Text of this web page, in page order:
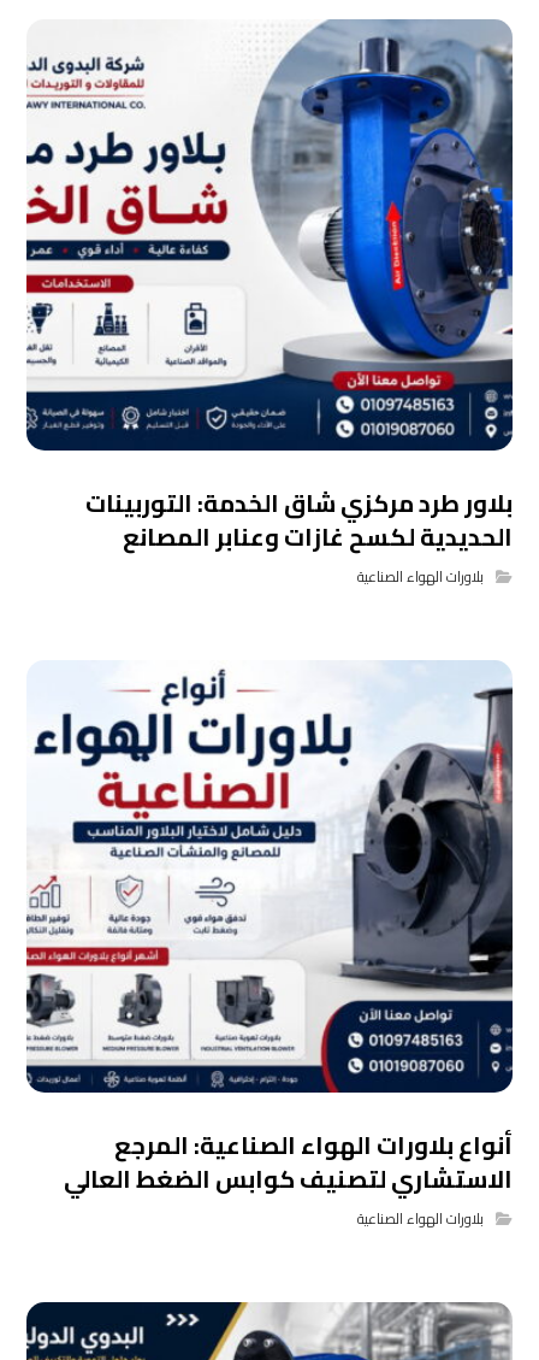
بلاور طرد مركزي شاق الخدمة: التوربينات
الحديدية لكسح غازات وعنابر المصانع
بلاورات الهواء الصناعية
أنواع بلاورات الهواء الصناعية: المرجع
الاستشاري لتصنيف كوابس الضغط العالي
بلاورات الهواء الصناعية